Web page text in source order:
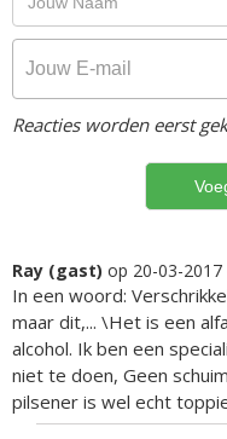
Reacties worden eerst
Ray (gast) op 20-03-
In een woord:
maar dit,... \Het is een
alcohol. Ik ben een
niet te doen, Geen
pilsener is wel echt